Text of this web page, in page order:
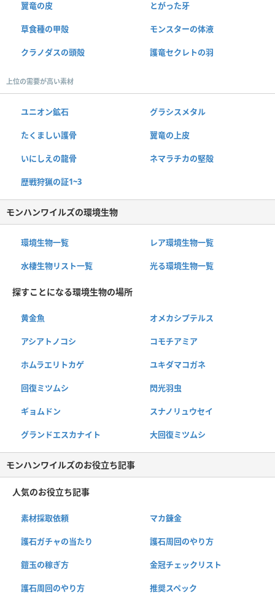
翼竜の皮 とがった牙
草食種の甲殻 モンスターの体液
クラノダスの頭殻 護竜セクレトの羽
上位の需要が高い素材
ユニオン鉱石 グラシスメタル
たくましい護骨 翼竜の上皮
いにしえの龍骨 ネマラチカの堅殻
歴戦狩猟の証1~3
モンハンワイルズの環境生物
環境生物一覧 レア環境生物一覧
水棲生物リスト一覧 光る環境生物一覧
探すことになる環境生物の場所
黄金魚 オメカシプテルス
アシアトノコシ コモチアミア
ホムラエリトカゲ ユキダマコガネ
回復ミツムシ 閃光羽虫
ギョムドン スナノリュウセイ
グランドエスカナイト 大回復ミツムシ
モンハンワイルズのお役立ち記事
人気のお役立ち記事
素材採取依頼 マカ錬金
護石ガチャの当たり 護石周回のやり方
鎧玉の稼ぎ方 金冠チェックリスト
護石周回のやり方 推奨スペック